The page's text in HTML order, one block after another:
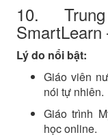
10.
SmartLearn
Lý do nổi bật:
Giáo viên
nói tự nhiên.
Giáo trình
học online.